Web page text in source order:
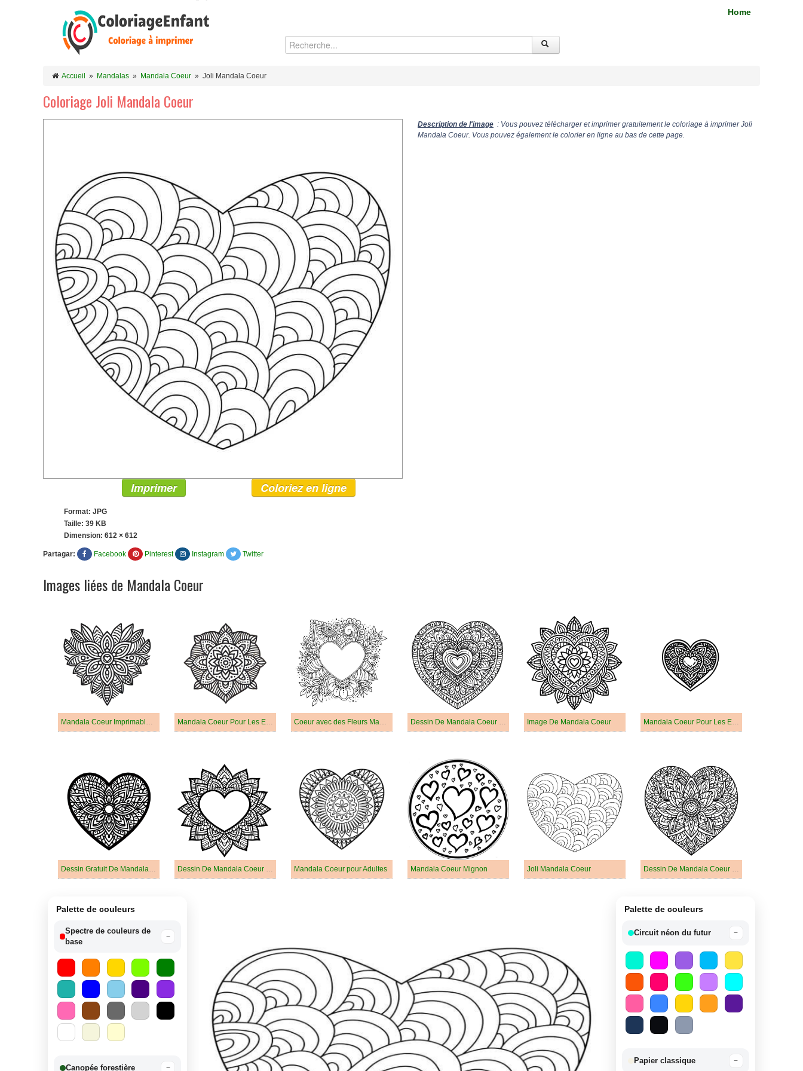
Home
Accueil » Mandalas » Mandala Coeur » Joli Mandala Coeur
Coloriage Joli Mandala Coeur
Description de l'image : Vous pouvez télécharger et imprimer gratuitement le coloriage à imprimer Joli
Mandala Coeur. Vous pouvez également le colorier en ligne au bas de cette page.
Imprimer Coloriez en ligne
Format: JPG
Taille: 39 KB
Dimension: 612 × 612
Partagar: Facebook Pinterest Instagram Twitter
Images liées de Mandala Coeur
Mandala Coeur Imprimable Pour Les Enfants Mandala Coeur Pour Les Enfants De 3 An Coeur avec des Fleurs Mandala Dessin De Mandala Coeur Imprimable Image De Mandala Coeur Mandala Coeur Pour Les Enfants De 6 An
Dessin Gratuit De Mandala Coeur Dessin De Mandala Coeur Simple Mandala Coeur pour Adultes Mandala Coeur Mignon Joli Mandala Coeur Dessin De Mandala Coeur Basique
Palette de couleurs
Spectre de couleurs de
base
−
Canopée forestière −
Palette de couleurs
Circuit néon du futur −
Papier classique −